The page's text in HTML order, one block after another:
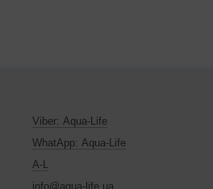
Viber: Aqua-Life
WhatApp: Aqua-Life
A-L
info@aqua-life.ua